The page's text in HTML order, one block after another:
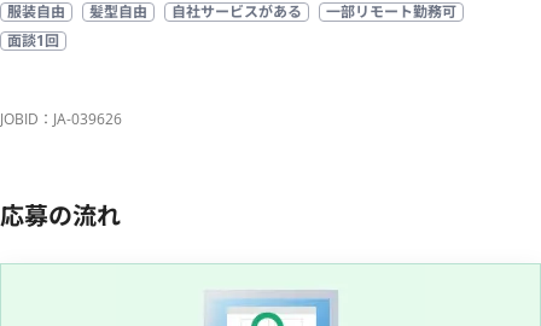
服装自由 髪型自由 自社サービスがある
一部リモート勤務可
面談1回
JOBID：JA-039626
応募の流れ